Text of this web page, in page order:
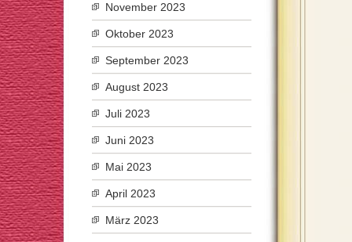
November 2023
Oktober 2023
September 2023
August 2023
Juli 2023
Juni 2023
Mai 2023
April 2023
März 2023